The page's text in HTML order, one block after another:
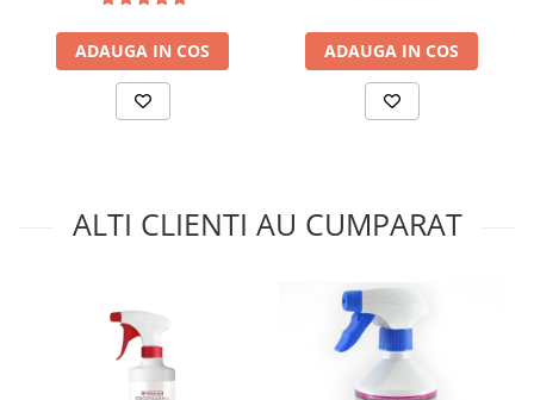
ADAUGA IN COS ADAUGA IN COS
ALTI CLIENTI AU CUMPARAT